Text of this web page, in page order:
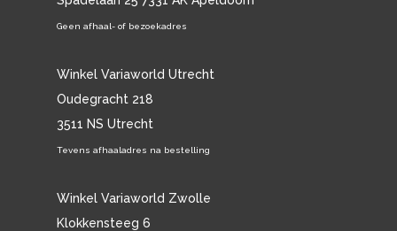
Geen afhaal- of bezoekadres
Winkel Variaworld Utrecht
Oudegracht 218
3511 NS Utrecht
Tevens afhaaladres na bestelling
Winkel Variaworld Zwolle
Klokkensteeg 6